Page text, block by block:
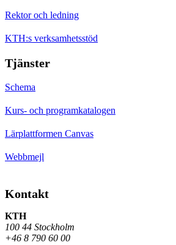
Rektor och ledning
KTH:s verksamhetsstöd
Tjänster
Schema
Kurs- och programkatalogen
Lärplattformen Canvas
Webbmejl
Kontakt
KTH
100 44 Stockholm
+46 8 790 60 00